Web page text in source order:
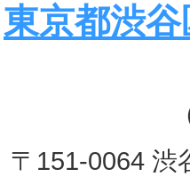
東京都渋
〒151-0064 渋